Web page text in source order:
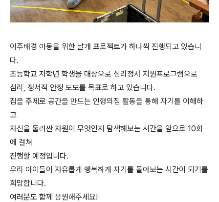
이주배경 아동을 위한 날개 프로젝트가 하나씩 진행되고 있습니
다.
초등학교 저학년 학생을 대상으로 심리정서 지원프로그램으로
심리, 정서적 안정 도모를 목표로 하고 있습니다.
집을 주제로 공간을 만드는 인형의집 활동을 통해 자기를 이해하
고
자신을 둘러싼 자원이 무엇인지 탐색해보는 시간을 앞으로 10회
에 걸쳐
진행할 예정입니다.
우리 아이들이 자유롭게 행복하게 자기를 돌아보는 시간이 되기를
희망합니다.
여러분도 함께 응원해주세요!